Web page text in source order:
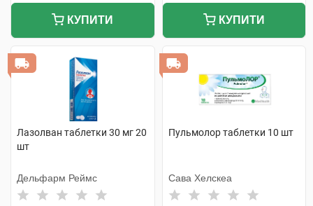
КУПИТИ КУПИТИ
Лазолван таблетки 30 мг 20
шт
Дельфарм Реймс
Пульмолор таблетки 10 шт
Сава Хелскеа